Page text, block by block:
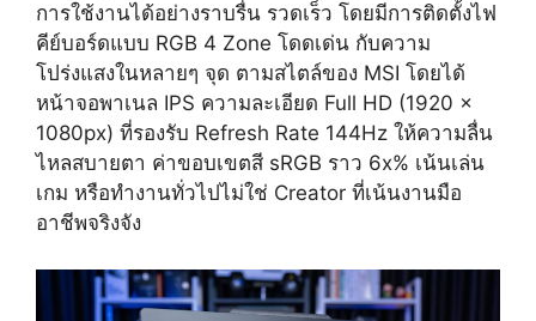
การใช้งานได้อย่างราบรื่น รวดเร็ว โดยมีการติดตั้งไฟ
คีย์บอร์ดแบบ RGB 4 Zone โดดเด่น กับความ
โปร่งแสงในหลายๆ จุด ตามสไตล์ของ MSI โดยได้
หน้าจอพาเนล IPS ความละเอียด Full HD (1920 x
1080px) ที่รองรับ Refresh Rate 144Hz ให้ความลื่น
ไหลสบายตา ค่าขอบเขตสี sRGB ราว 6x% เน้นเล่น
เกม หรือทำงานทั่วไปไม่ใช่ Creator ที่เน้นงานมือ
อาชีพจริงจัง